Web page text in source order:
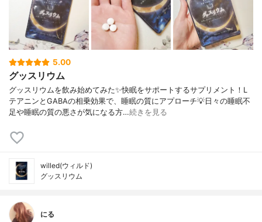
5.00
グッスリウム
グッスリウムを飲み始めてみた✨快眠をサポートするサプリメント！L
テアニンとGABAの相乗効果で、睡眠の質にアプローチ💡日々の睡眠不
足や睡眠の質の悪さが気になる方…続きを見る
willed(ウィルド)
グッスリウム
にる